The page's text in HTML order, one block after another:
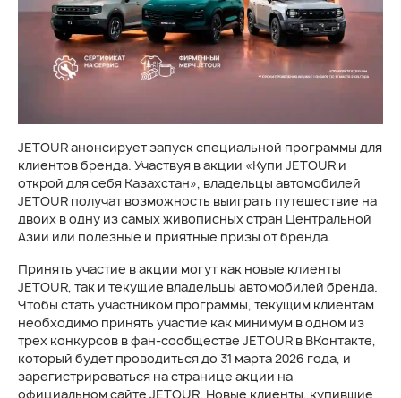
JETOUR анонсирует запуск специальной программы для
клиентов бренда. Участвуя в акции «Купи JETOUR и
открой для себя Казахстан», владельцы автомобилей
JETOUR получат возможность выиграть путешествие на
двоих в одну из самых живописных стран Центральной
Азии или полезные и приятные призы от бренда.
Принять участие в акции могут как новые клиенты
JETOUR, так и текущие владельцы автомобилей бренда.
Чтобы стать участником программы, текущим клиентам
необходимо принять участие как минимум в одном из
трех конкурсов в фан-сообществе JETOUR в ВКонтакте,
который будет проводиться до 31 марта 2026 года, и
зарегистрироваться на странице акции на
официальном сайте JETOUR. Новые клиенты, купившие